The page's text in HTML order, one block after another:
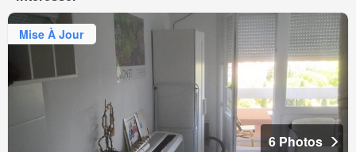
Mise À Jour
6 Photos